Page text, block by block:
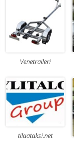
Venetraileri
tilaataksi.net